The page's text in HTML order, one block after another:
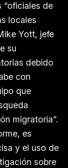
“oficiales de
locales
Yott, jefe
su
debido
con
que
migratoria”.
es
y el uso de
sobre